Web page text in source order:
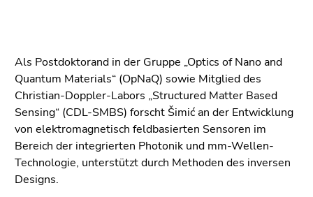
Als Postdoktorand in der Gruppe „Optics of Nano and
Quantum Materials“ (OpNaQ) sowie Mitglied des
Christian-Doppler-Labors „Structured Matter Based
Sensing“ (CDL-SMBS) forscht Šimić an der Entwicklung
von elektromagnetisch feldbasierten Sensoren im
Bereich der integrierten Photonik und mm-Wellen-
Technologie, unterstützt durch Methoden des inversen
Designs.